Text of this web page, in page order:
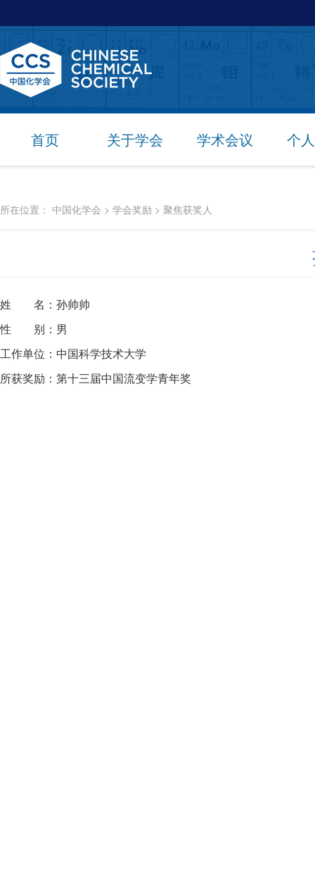
首页 关于学会 学术会议 个
所在位置： 中国化学会 > 学会奖励 > 聚焦获奖人
姓 名：孙帅帅
性 别：男
工作单位：中国科学技术大学
所获奖励：第十三届中国流变学青年奖